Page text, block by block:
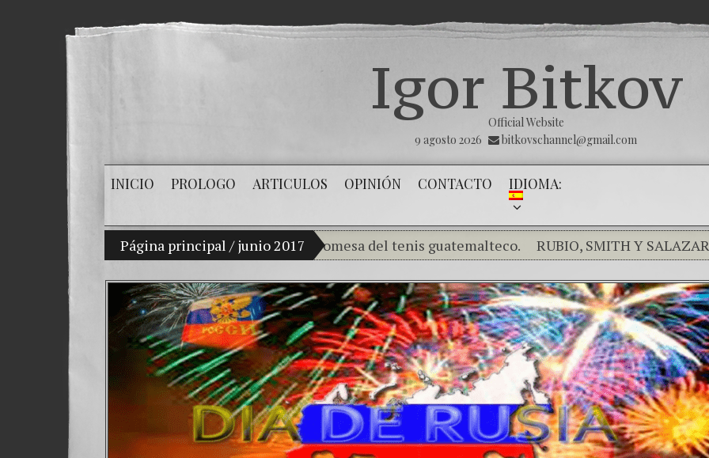
Igor Bitkov
Official Website
9 agosto 2026
bitkovschannel@gmail.com
INICIO PROLOGO ARTICULOS OPINIÓN CONTACTO IDIOMA:
Página principal / junio 2017
Mi hijo Vladimir Bitkov, una promesa del tenis guatemalteco.
RUBIO, SMITH Y SALAZAR
¿Cómo el banco mafioso de Putin sigue alterando nuestro
El Día de la Victoria
Con esta injusticia todos corren riesgo
Una señal de tiempos peligrosos – Caso Bitkov por Paul Goble
7. NUESTRA LUCHA CONTRA DICTADURA MÁS CORRUPTA